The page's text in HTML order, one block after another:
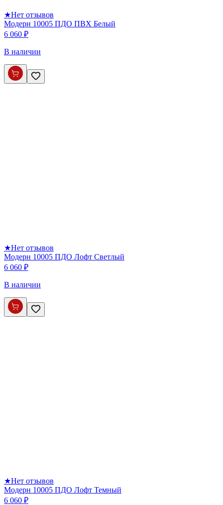
★Нет отзывов
Модерн 10005 ПДО ПВХ Белый
6 060 ₽
В наличии
★Нет отзывов
Модерн 10005 ПДО Лофт Светлый
6 060 ₽
В наличии
★Нет отзывов
Модерн 10005 ПДО Лофт Темный
6 060 ₽